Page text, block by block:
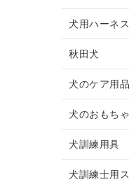
犬用ハーネ
秋田犬
犬のケア用
犬のおもちゃ
犬訓練用具
犬訓練士用